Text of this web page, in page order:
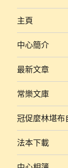
主頁
中心簡介
最新文章
常樂文庫
冠促麼林堪布
法本下載